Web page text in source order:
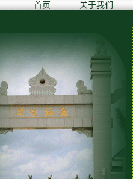
首页 关于我们